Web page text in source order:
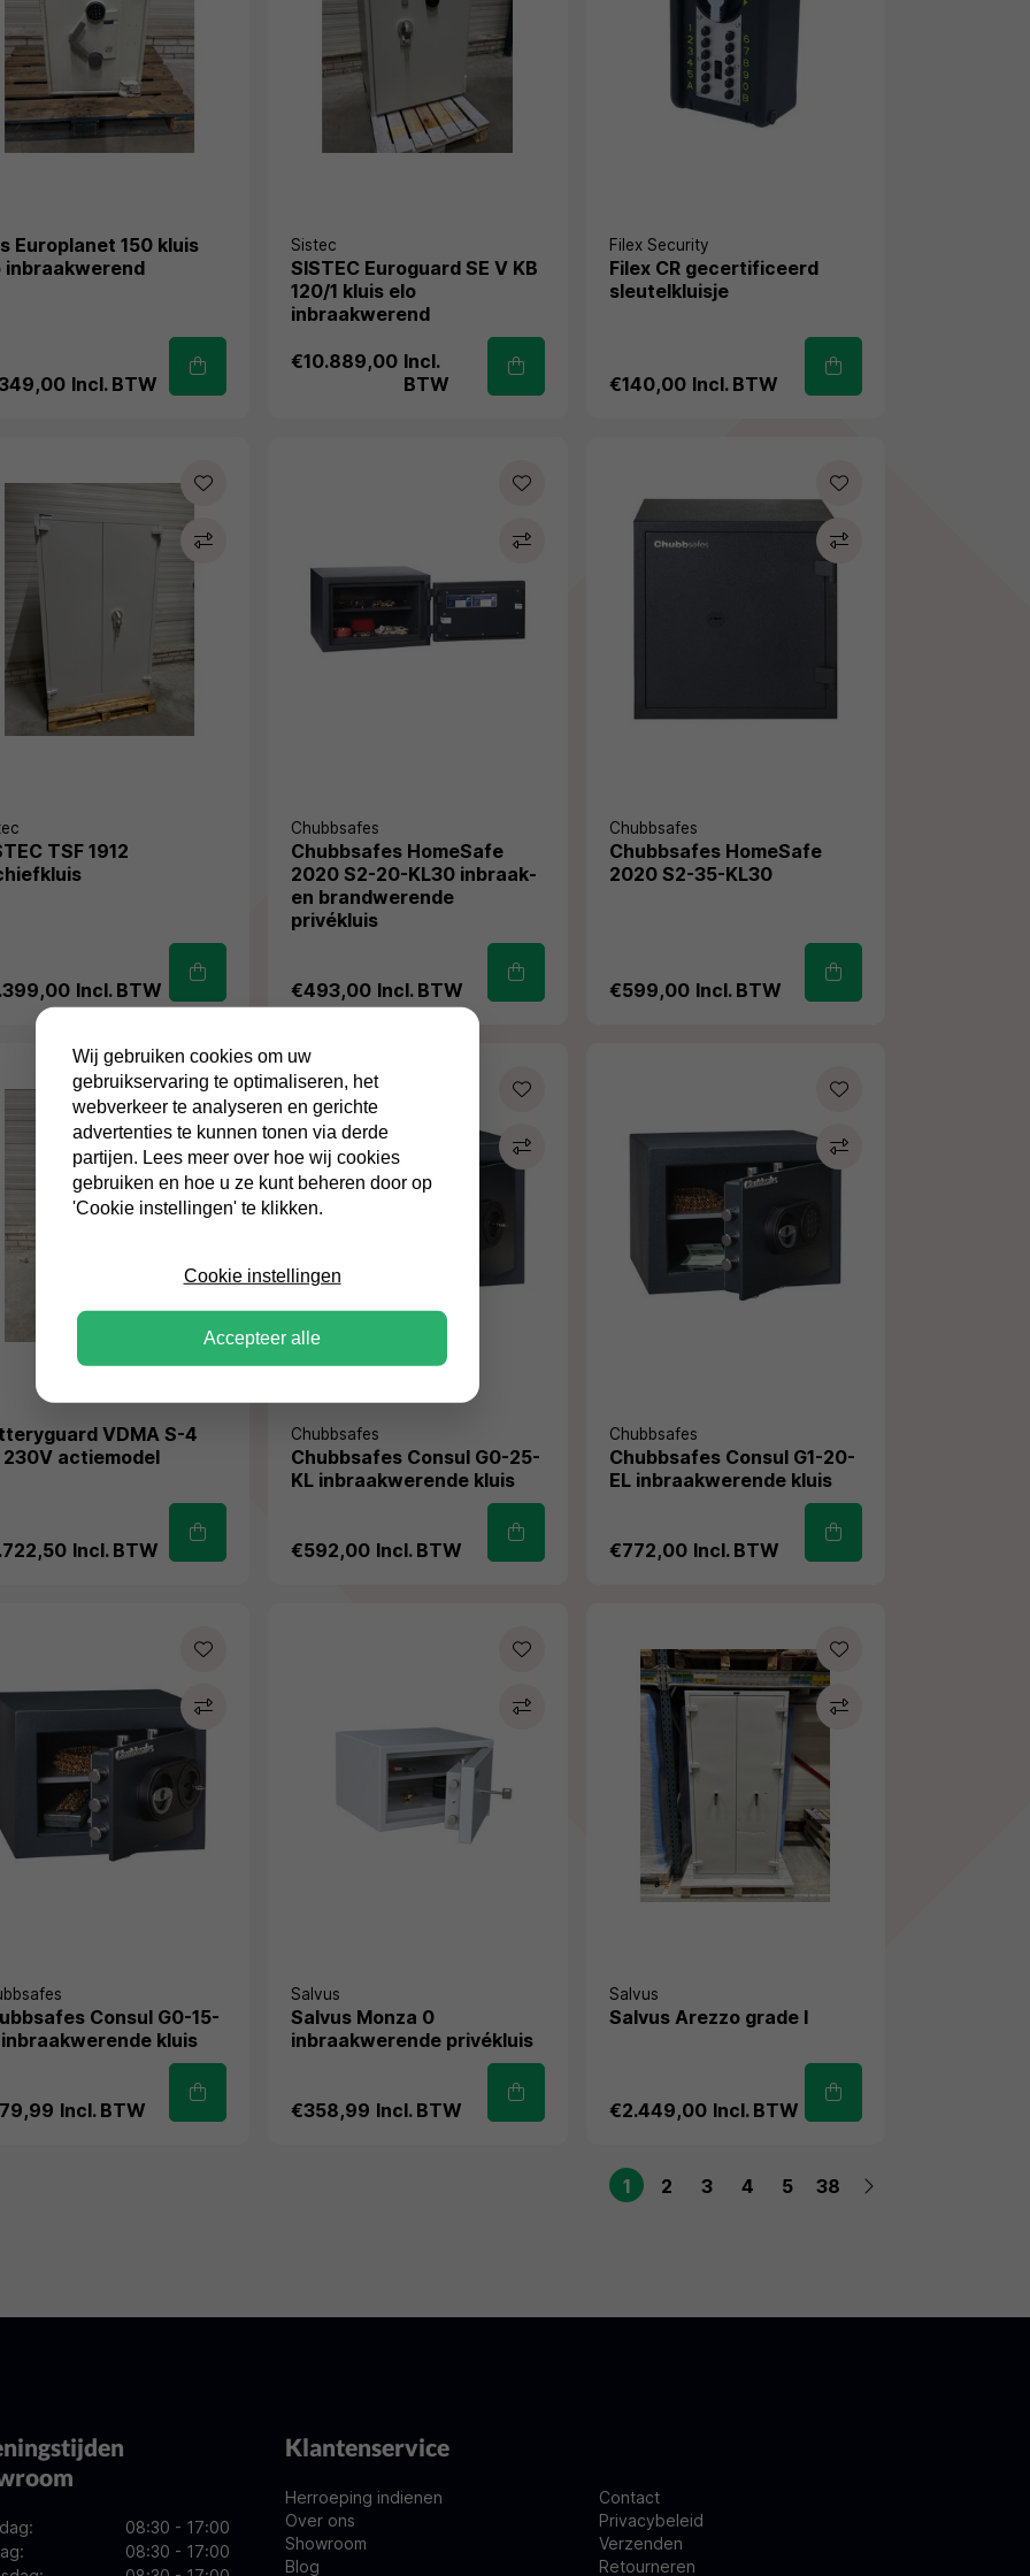
Europlanet 150 kluis
inbraakwerend
Incl. BTW
Sistec
SISTEC Euroguard SE V KB
120/1 kluis elo
inbraakwerend
€10.889,00 Incl.
BTW
Filex Security
Filex CR gecertificeerd
sleutelkluisje
€140,00 Incl. BTW
TSF 1912
Incl. BTW
Chubbsafes
Chubbsafes HomeSafe
2020 S2-20-KL30 inbraak-
en brandwerende
privékluis
€493,00 Incl. BTW
Chubbsafes
Chubbsafes HomeSafe
2020 S2-35-KL30
€599,00 Incl. BTW
VDMA S-4
230V actiemodel
Incl. BTW
Chubbsafes
Chubbsafes Consul G0-25-
KL inbraakwerende kluis
€592,00 Incl. BTW
Chubbsafes
Chubbsafes Consul G1-20-
EL inbraakwerende kluis
€772,00 Incl. BTW
Consul G0-15-
inbraakwerende kluis
Incl. BTW
Salvus
Salvus Monza 0
inbraakwerende privékluis
€358,99 Incl. BTW
Salvus
Salvus Arezzo grade I
€2.449,00 Incl. BTW
1 2 3 4 5 38
08:30 - 17:00
08:30 - 17:00
Klantenservice
Herroeping indienen
Over ons
Showroom
Blog
Contact
Privacybeleid
Verzenden
Retourneren
Wij gebruiken cookies om uw
gebruikservaring te optimaliseren, het
webverkeer te analyseren en gerichte
advertenties te kunnen tonen via derde
partijen. Lees meer over hoe wij cookies
gebruiken en hoe u ze kunt beheren door op
'Cookie instellingen' te klikken.
Cookie instellingen
Accepteer alle